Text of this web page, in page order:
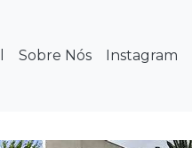
Sobre Nós Instagram